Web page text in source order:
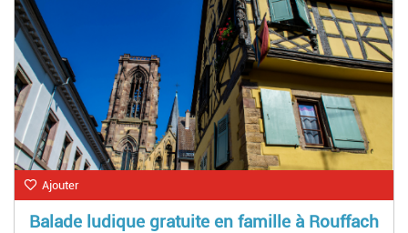
Ajouter
Balade ludique gratuite en famille à Rouffach